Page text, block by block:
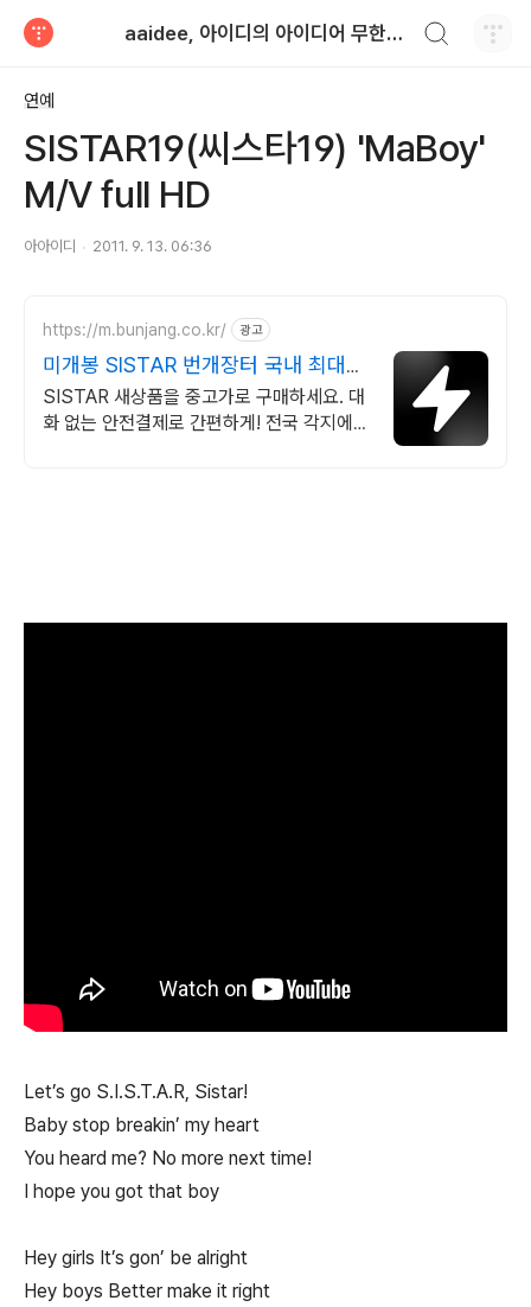
aaidee, 아이디의 아이디어 무한도전
연예
SISTAR19(씨스타19) 'MaBoy'
M/V full HD
아아이디 2011. 9. 13. 06:36
https://m.bunjang.co.kr/ 광고
미개봉 SISTAR 번개장터 국내 최대
브랜드 중고거래
SISTAR 새상품을 중고가로 구매하세요. 대
화 없는 안전결제로 간편하게! 전국 각지에서
Let’s go S.I.S.T.A.R, Sistar!
Baby stop breakin’ my heart
You heard me? No more next time!
I hope you got that boy
Hey girls It’s gon’ be alright
Hey boys Better make it right